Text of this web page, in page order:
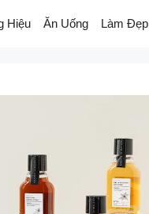
Hiệu Ăn Uống Làm Đẹp